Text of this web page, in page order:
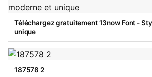
Téléchargez gratuitement 13now Font -
unique
187578 2